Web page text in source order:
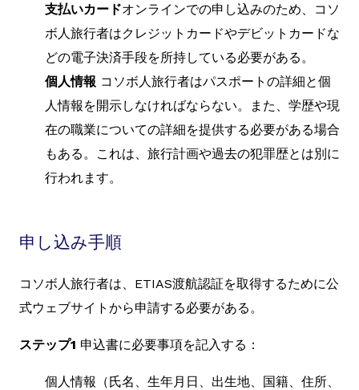
支払いカードオンラインでの申し込みのため、コソ
ボ人旅行者はクレジットカードやデビットカードな
どの電子決済手段を所持している必要がある。
個人情報 コソボ人旅行者はパスポートの詳細と個
人情報を開示しなければならない。また、学歴や現
在の職業についての詳細を提供する必要がある場合
もある。これは、旅行計画や過去の犯罪歴とは別に
行われます。
申し込み手順
コソボ人旅行者は、ETIAS渡航認証を取得するために公
式ウェブサイトから申請する必要がある。
ステップ1 申込書に必要事項を記入する：
個人情報（氏名、生年月日、出生地、国籍、住所、